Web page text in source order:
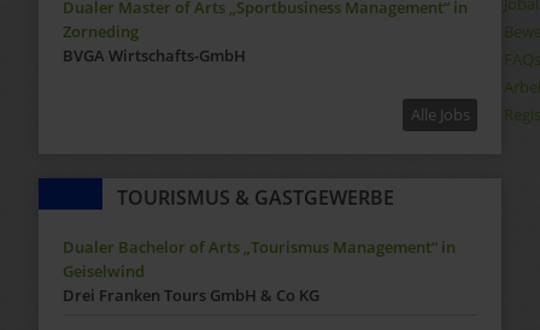
FAQs
Dualer Master of Arts „Sportbusiness Management“ in
Zorneding
BVGA Wirtschafts-GmbH
Alle Jobs
TOURISMUS & GASTGEWERBE
Dualer Bachelor of Arts „Tourismus Management“ in
Geiselwind
Drei Franken Tours GmbH & Co KG